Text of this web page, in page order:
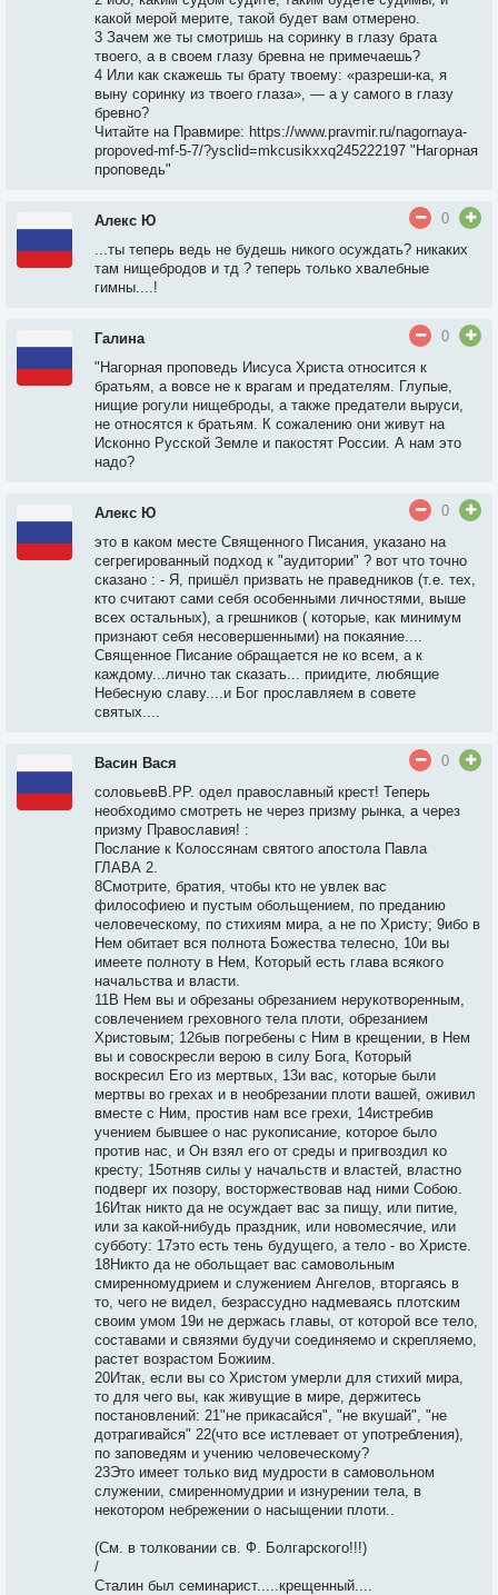
какой мерой мерите, такой будет вам отмерено.
3 Зачем же ты смотришь на соринку в глазу брата
твоего, а в своем глазу бревна не примечаешь?
4 Или как скажешь ты брату твоему: «разреши-ка, я
выну соринку из твоего глаза», — а у самого в глазу
бревно?
Читайте на Правмире: https://www.pravmir.ru/nagornaya-
propoved-mf-5-7/?ysclid=mkcusikxxq245222197 "Нагорная
проповедь"
Алекс Ю
0
...ты теперь ведь не будешь никого осуждать? никаких
там нищебродов и тд ? теперь только хвалебные
гимны....!
Галина
0
"Нагорная проповедь Иисуса Христа относится к
братьям, а вовсе не к врагам и предателям. Глупые,
нищие рогули нищеброды, а также предатели выруси,
не относятся к братьям. К сожалению они живут на
Исконно Русской Земле и пакостят России. А нам это
надо?
Алекс Ю
0
это в каком месте Священного Писания, указано на
сегрегированный подход к "аудитории" ? вот что точно
сказано : - Я, пришёл призвать не праведников (т.е. тех,
кто считают сами себя особенными личностями, выше
всех остальных), а грешников ( которые, как минимум
признают себя несовершенными) на покаяние....
Священное Писание обращается не ко всем, а к
каждому...лично так сказать... приидите, любящие
Небесную славу....и Бог прославляем в совете
святых....
Васин Вася
0
соловьевВ.РР. одел православный крест! Теперь
необходимо смотреть не через призму рынка, а через
призму Православия! :
Послание к Колоссянам святого апостола Павла
ГЛАВА 2.
8Смотрите, братия, чтобы кто не увлек вас
философиею и пустым обольщением, по преданию
человеческому, по стихиям мира, а не по Христу; 9ибо в
Нем обитает вся полнота Божества телесно, 10и вы
имеете полноту в Нем, Который есть глава всякого
начальства и власти.
11В Нем вы и обрезаны обрезанием нерукотворенным,
совлечением греховного тела плоти, обрезанием
Христовым; 12быв погребены с Ним в крещении, в Нем
вы и совоскресли верою в силу Бога, Который
воскресил Его из мертвых, 13и вас, которые были
мертвы во грехах и в необрезании плоти вашей, оживил
вместе с Ним, простив нам все грехи, 14истребив
учением бывшее о нас рукописание, которое было
против нас, и Он взял его от среды и пригвоздил ко
кресту; 15отняв силы у начальств и властей, властно
подверг их позору, восторжествовав над ними Собою.
16Итак никто да не осуждает вас за пищу, или питие,
или за какой-нибудь праздник, или новомесячие, или
субботу: 17это есть тень будущего, а тело - во Христе.
18Никто да не обольщает вас самовольным
смиренномудрием и служением Ангелов, вторгаясь в
то, чего не видел, безрассудно надмеваясь плотским
своим умом 19и не держась главы, от которой все тело,
составами и связями будучи соединяемо и скрепляемо,
растет возрастом Божиим.
20Итак, если вы со Христом умерли для стихий мира,
то для чего вы, как живущие в мире, держитесь
постановлений: 21"не прикасайся", "не вкушай", "не
дотрагивайся" 22(что все истлевает от употребления),
по заповедям и учению человеческому?
23Это имеет только вид мудрости в самовольном
служении, смиренномудрии и изнурении тела, в
некотором небрежении о насыщении плоти..
(См. в толковании св. Ф. Болгарского!!!)
/
Сталин был семинарист.....крещенный....